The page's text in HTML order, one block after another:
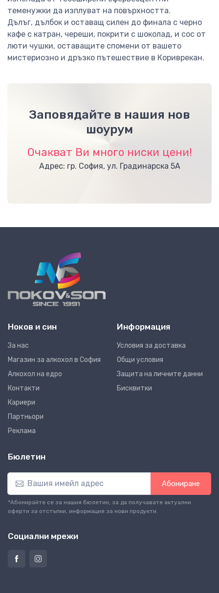
теменужки да изплуват на повърхността.
Дълъг, дълбок и оставащ силен до финала с черно
кафе с катран, череши, покрити с шоколад, и сос от
люти чушки, оставащите спомени от вашето
мистериозно и дръзко пътешествие в Кориврекан.
Заповядайте в нашия нов
шоурум
Очакват Ви много ниски цени!
Адрес: гр. София, ул. Градинарска 5А
Ноков и син
За нас
Магазин за алкохол в София
Алкохол на едро
Контакти
Кариери
Партньори
Реклама
Информация
Условия за доставка
Общи условия
Защита на личните данни
Бисквитки
Бюлетин
Абониране
*Абонирайте се за нашия бюлетин, за да получавате актуални
оферти за отстъпки, информация за нови продукти.
Социални мрежи